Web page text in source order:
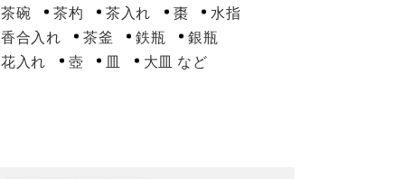
茶碗 茶杓 茶入れ 棗
水指
香合入れ
茶釜 鉄瓶
銀瓶
花入れ
壺 皿 大皿